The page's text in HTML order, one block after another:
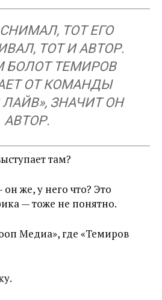
СНИМАЛ, ТОТ ЕГО
ТОТ И АВТОР.
БОЛОТ ТЕМИРОВ
ОТ КОМАНДЫ
ЗНАЧИТ ОН
АВТОР.
там?
же, у него что? Это
— тоже не понятно.
Медиа», где «Темиров